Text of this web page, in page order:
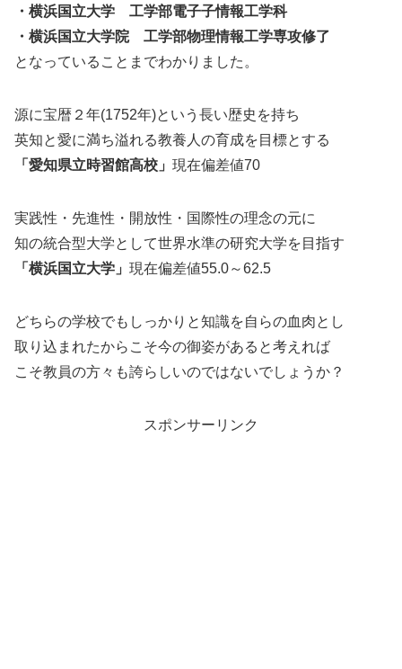
・横浜国立大学 工学部電子子情報工学科
・横浜国立大学院 工学部物理情報工学専攻修了
となっていることまでわかりました。
源に宝暦２年(1752年)という長い歴史を持ち
英知と愛に満ち溢れる教養人の育成を目標とする
「愛知県立時習館高校」 現在偏差値70
実践性・先進性・開放性・国際性の理念の元に
知の統合型大学として世界水準の研究大学を目指す
「横浜国立大学」 現在偏差値55.0～62.5
どちらの学校でもしっかりと知識を自らの血肉とし
取り込まれたからこそ今の御姿があると考えれば
こそ教員の方々も誇らしいのではないでしょうか？
スポンサーリンク